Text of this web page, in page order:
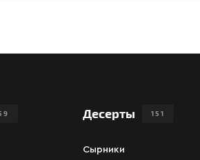
Десерты 151
Сырники